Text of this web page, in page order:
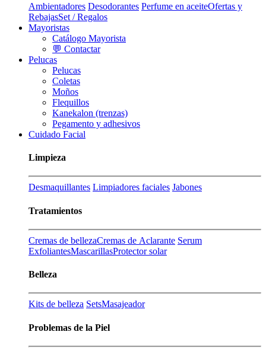
Ambientadores Desodorantes Perfume en aceiteOfertas y
RebajasSet / Regalos
Mayoristas
Catálogo Mayorista
💬 Contactar
Pelucas
Pelucas
Coletas
Moños
Flequillos
Kanekalon (trenzas)
Pegamento y adhesivos
Cuidado Facial
Limpieza
Desmaquillantes Limpiadores faciales Jabones
Tratamientos
Cremas de bellezaCremas de Aclarante Serum
ExfoliantesMascarillasProtector solar
Belleza
Kits de belleza SetsMasajeador
Problemas de la Piel